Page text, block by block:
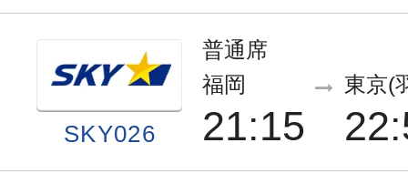
SKY026
普通席
福岡
21:15
東京(